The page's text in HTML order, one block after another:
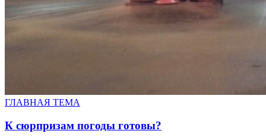
ГЛАВНАЯ ТЕМА
К сюрпризам погоды готовы?